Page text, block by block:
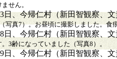
せん。
、今帰仁村（新田智観察、
真7）。お昼頃に撮影しました。食
日、今帰仁村（新田智観察、
3齢になっていました（写真8）。
日、今帰仁村（新田智観察、